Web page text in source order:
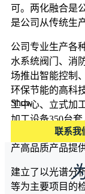
可。两化融合是
是公司从传统生
公司专业生产各
水系统阀门、消
场推出智能控制
环保节能的高科
工中心、立式加
加工设备350台
配、涂装5条自
产高品质产品提
建立了以光谱分
等为主要项目的
Show
联系我